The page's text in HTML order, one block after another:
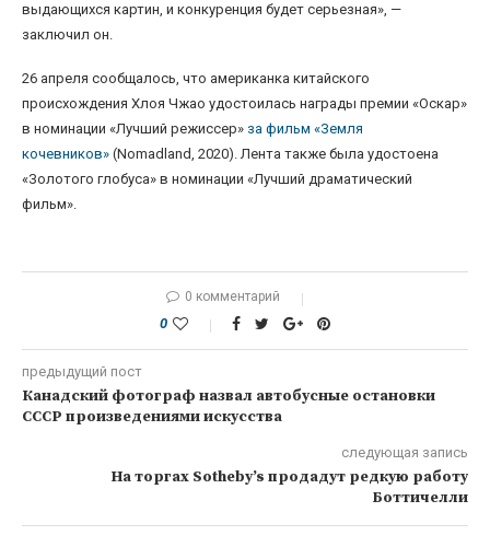
выдающихся картин, и конкуренция будет серьезная», —
заключил он.
26 апреля сообщалось, что американка китайского
происхождения Хлоя Чжао удостоилась награды премии «Оскар»
в номинации «Лучший режиссер» за фильм «Земля
кочевников» (Nomadland, 2020). Лента также была удостоена
«Золотого глобуса» в номинации «Лучший драматический
фильм».
0 комментарий
0
предыдущий пост
Канадский фотограф назвал автобусные остановки
СССР произведениями искусства
следующая запись
На торгах Sotheby’s продадут редкую работу
Боттичелли